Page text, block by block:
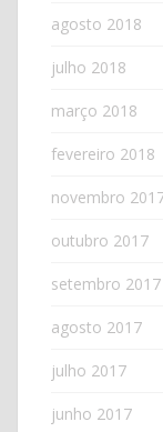
agosto 2018
julho 2018
março 2018
fevereiro 2018
novembro
outubro 2017
setembro 2017
agosto 2017
julho 2017
junho 2017